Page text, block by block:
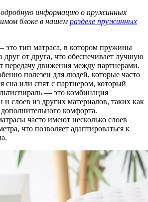
информацию о пружинных
блоке в нашем разделе пружинных
тип матраса, в котором пружины
друг от друга, что обеспечивает лучшую
передачу движения между партнерами.
полезен для людей, которые часто
сна или спят с партнером, который
— это комбинация
слоев из других материалов, таких как
комфорта.
часто имеют несколько слоев
что позволяет адаптироваться к